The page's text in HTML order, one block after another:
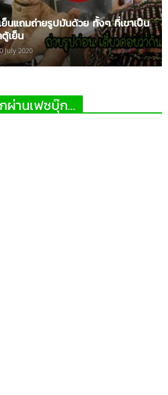
นแถมถ่ายรูปมันด้วย ทั้งๆ ที่เขาเป็น
เย็น
July 2020
ผ่านเฟซบุ๊ก…